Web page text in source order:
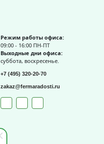
Режим работы офиса:
09:00 - 16:00 ПН-ПТ
Выходные дни офиса:
суббота, воскресенье.
+7 (495) 320-20-70
zakaz@fermaradosti.ru